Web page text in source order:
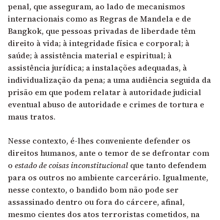
penal, que asseguram, ao lado de mecanismos
internacionais como as Regras de Mandela e de
Bangkok, que pessoas privadas de liberdade têm
direito à vida; à integridade física e corporal; à
saúde; à assistência material e espiritual; à
assistência jurídica; a instalações adequadas, à
individualização da pena; a uma audiência seguida da
prisão em que podem relatar à autoridade judicial
eventual abuso de autoridade e crimes de tortura e
maus tratos.
Nesse contexto, é-lhes conveniente defender os
direitos humanos, ante o temor de se defrontar com
o estado de coisas inconstitucional que tanto defendem
para os outros no ambiente carcerário. Igualmente,
nesse contexto, o bandido bom não pode ser
assassinado dentro ou fora do cárcere, afinal,
mesmo cientes dos atos terroristas cometidos, na